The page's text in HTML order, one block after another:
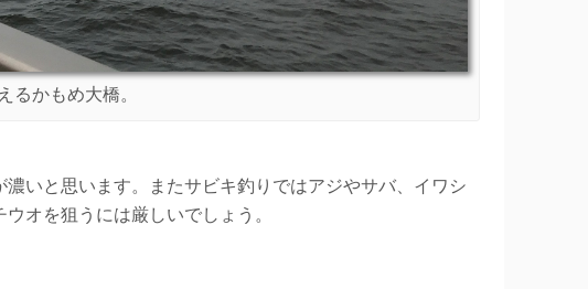
るかもめ大橋。
いと思います。またサビキ釣りではアジやサバ、イワシ
オを狙うには厳しいでしょう。